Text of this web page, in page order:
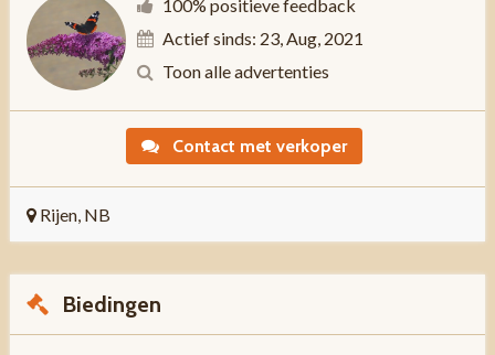
100% positieve feedback
Actief sinds: 23, Aug, 2021
Toon alle advertenties
Contact met verkoper
Rijen, NB
Biedingen